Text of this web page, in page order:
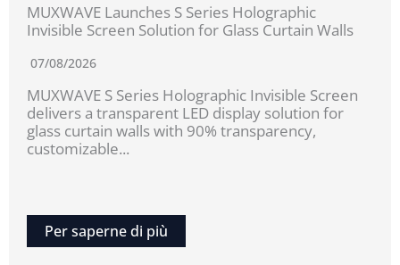
MUXWAVE Launches S Series Holographic
Invisible Screen Solution for Glass Curtain Walls
07/08/2026
MUXWAVE S Series Holographic Invisible Screen
delivers a transparent LED display solution for
glass curtain walls with 90% transparency,
customizable...
Per saperne di più